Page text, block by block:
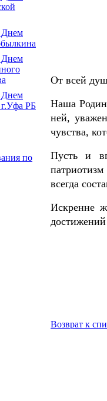
Днем
Днем
Днем
РБ
по
От всей
Наша
ней,
чувства,
Пусть и
всегда
Искренне
Возврат к